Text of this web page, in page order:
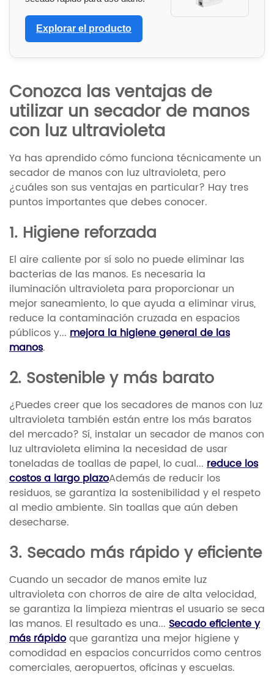
Explorar el producto
Conozca las ventajas de
utilizar un secador de manos
con luz ultravioleta
Ya has aprendido cómo funciona técnicamente un
secador de manos con luz ultravioleta, pero
¿cuáles son sus ventajas en particular? Hay tres
puntos importantes que debes conocer.
1. Higiene reforzada
El aire caliente por sí solo no puede eliminar las
bacterias de las manos. Es necesaria la
iluminación ultravioleta para proporcionar un
mejor saneamiento, lo que ayuda a eliminar virus,
reduce la contaminación cruzada en espacios
públicos y... mejora la higiene general de las
manos.
2. Sostenible y más barato
¿Puedes creer que los secadores de manos con luz
ultravioleta también están entre los más baratos
del mercado? Sí, instalar un secador de manos con
luz ultravioleta elimina la necesidad de usar
toneladas de toallas de papel, lo cual... reduce los
costos a largo plazoAdemás de reducir los
residuos, se garantiza la sostenibilidad y el respeto
al medio ambiente. Sin toallas que aún deben
desecharse.
3. Secado más rápido y eficiente
Cuando un secador de manos emite luz
ultravioleta con chorros de aire de alta velocidad,
se garantiza la limpieza mientras el usuario se seca
las manos. El resultado es una... Secado eficiente y
más rápidoque garantiza una mejor higiene y
comodidad en espacios concurridos como centros
comerciales, aeropuertos, oficinas y escuelas.